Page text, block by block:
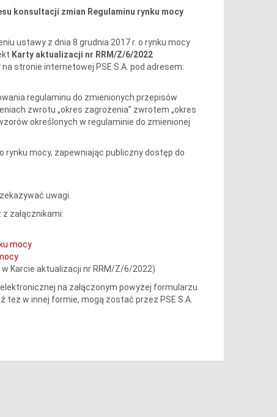
konsultacji zmian Regulaminu rynku mocy
ustawy z dnia 8 grudnia 2017 r. o rynku mocy
Karty aktualizacji nr RRM/Z/6/2022
stronie internetowej PSE S.A. pod adresem:
regulaminu do zmienionych przepisów
zwrotu „okres zagrożenia” zwrotem „okres
określonych w regulaminie do zmienionej
rynku mocy, zapewniając publiczny dostęp do
uwagi.
załącznikami:
mocy
Karcie aktualizacji nr RRM/Z/6/2022)
na załączonym powyżej formularzu.
też w innej formie, mogą zostać przez PSE S.A.